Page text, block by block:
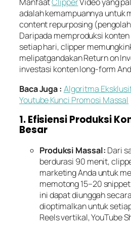
adalah kemampuannya untuk
content repurposing
Daripada memproduksi
setiap hari, clipper
melipatgandakan Return on
investasi konten long-form
Baca Juga : Algoritma
Youtube Kunci Promosi Massal
1. Efisiensi Produksi
Besar
Produksi Massal: Dari
berdurasi 90 menit,
marketing Anda untuk
memotong 15–20
ini dapat diunggah
dioptimalkan untuk
Reels vertikal, YouTube